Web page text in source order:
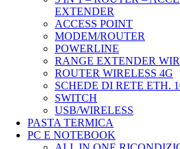
EXTENDER
ACCESS POINT
MODEM/ROUTER
POWERLINE
RANGE EXTENDER
ROUTER WIRELESS 4G
SCHEDE DI RETE ETH.
SWITCH
USB/WIRELESS
PASTA TERMICA
PC E NOTEBOOK